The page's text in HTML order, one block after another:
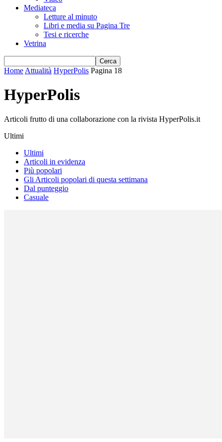
Mediateca
Letture al minuto
Libri e media su Pagina Tre
Tesi e ricerche
Vetrina
Home Attualità HyperPolis Pagina 18
HyperPolis
Articoli frutto di una collaborazione con la rivista HyperPolis.it
Ultimi
Ultimi
Articoli in evidenza
Più popolari
Gli Articoli popolari di questa settimana
Dal punteggio
Casuale